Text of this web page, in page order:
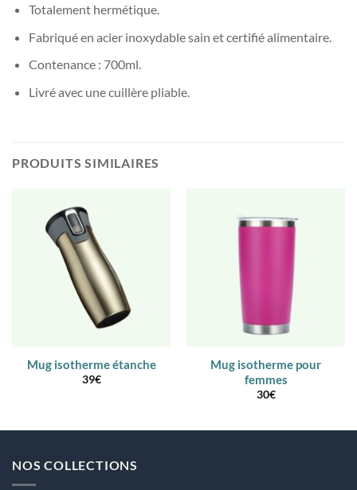
Totalement hermétique.
Fabriqué en acier inoxydable sain et certifié alimentaire.
Contenance : 700ml.
Livré avec une cuillère pliable.
PRODUITS SIMILAIRES
Mug isotherme étanche
39€
Mug isotherme pour
femmes
30€
NOS COLLECTIONS